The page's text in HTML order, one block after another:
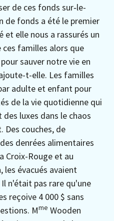
de ces fonds sur‑le-
de fonds a été le premier
et elle nous a rassurés un
familles alors que
sauver notre vie en
t-elle. Les familles
adulte et enfant pour
de la vie quotidienne qui
luxes dans le chaos
Des couches, de
denrées alimentaires
Croix-Rouge et au
les évacués avaient
n'était pas rare qu'une
reçoive 4 000 $ sans
Mme Wooden